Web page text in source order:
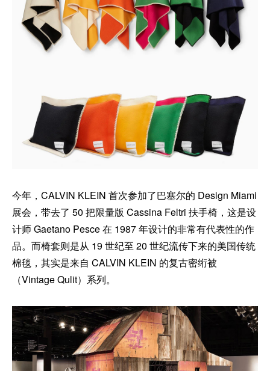
今年，CALVIN KLEIN 首次参加了巴塞尔的 Design Miami
展会，带去了 50 把限量版 Cassina Feltri 扶手椅，这是设
计师 Gaetano Pesce 在 1987 年设计的非常有代表性的作
品。而椅套则是从 19 世纪至 20 世纪流传下来的美国传统
棉毯，其实是来自 CALVIN KLEIN 的复古密绗被
（Vintage Qulit）系列。